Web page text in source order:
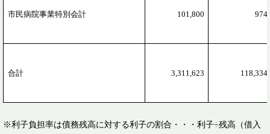
市民病院事業特別会計 101,800 974
合計 3,311,623 118,334
※利子負担率は債務残高に対する利子の割合・・・利子÷残高（借入